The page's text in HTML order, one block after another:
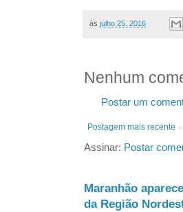
às julho 25, 2016
Nenhum
Postar um
Postagem mais recente
Assinar: Postar
Maranhão
da Região